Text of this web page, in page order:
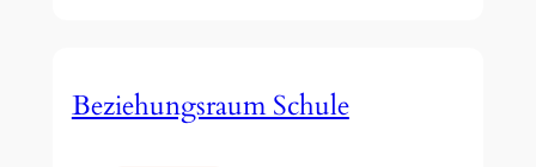
Beziehungsraum Schule